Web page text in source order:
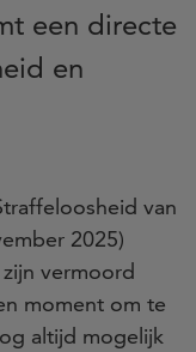
een directe
en
van
2025)
vermoord
moment om te
altijd mogelijk